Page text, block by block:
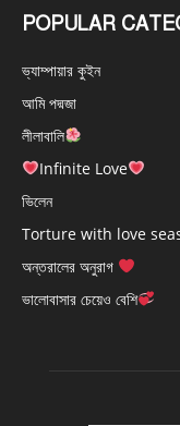
POPULAR
ভ্যাম্পায়ার কুইন
আমি পদ্মজা
লীলাবালি
Infinite Love
ভিলেন
Torture with love
অন্তরালের অনুরাগ
ভালোবাসার চেয়েও বেশি